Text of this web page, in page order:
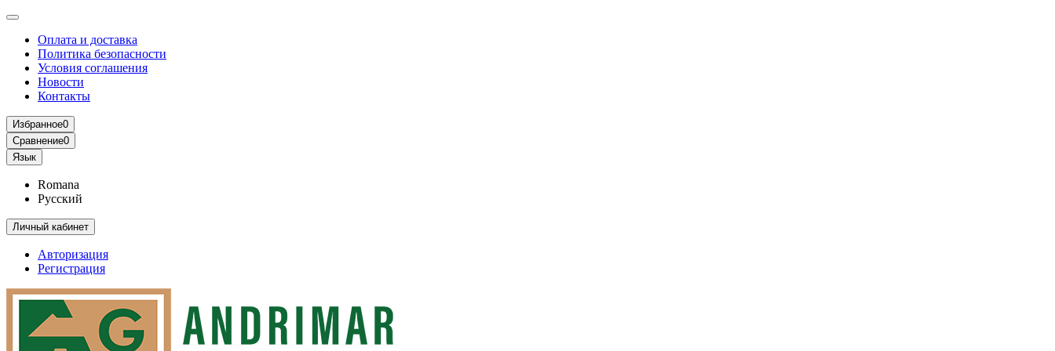
Оплата и доставка
Политика безопасности
Условия соглашения
Новости
Контакты
Избранное0
Сравнение0
Язык
Romana
Русский
Личный кабинет
Авторизация
Регистрация